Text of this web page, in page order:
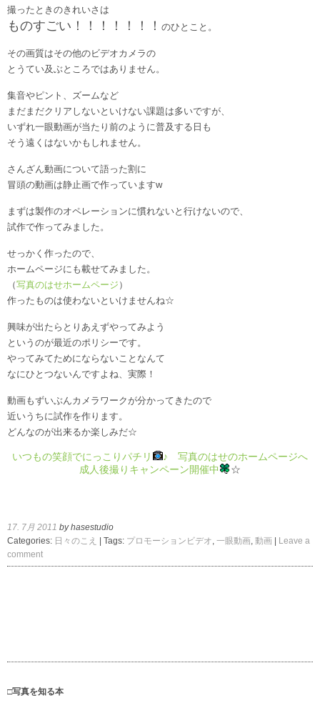
撮ったときのきれいさは
ものすごい！！！！！！！ のひとこと。
その画質はその他のビデオカメラの
とうてい及ぶところではありません。
集音やピント、ズームなど
まだまだクリアしないといけない課題は多いですが、
いずれ一眼動画が当たり前のように普及する日も
そう遠くはないかもしれません。
さんざん動画について語った割に
冒頭の動画は静止画で作っていますw
まずは製作のオペレーションに慣れないと行けないので、
試作で作ってみました。
せっかく作ったので、
ホームページにも載せてみました。
（写真のはせホームページ ）
作ったものは使わないといけませんね☆
興味が出たらとりあえずやってみよう
というのが最近のポリシーです。
やってみてためにならないことなんて
なにひとつないんですよね、実際！
動画もずいぶんカメラワークが分かってきたので
近いうちに試作を作ります。
どんなのが出来るか楽しみだ☆
いつもの笑顔でにっこりパチリ
♪ 写真のはせのホームページへ
成人後撮りキャンペーン開催中
☆
17. 7月 2011 by hasestudio
Categories: 日々のこえ | Tags: プロモーションビデオ, 一眼動画, 動画
Leave a
comment
□写真を知る本